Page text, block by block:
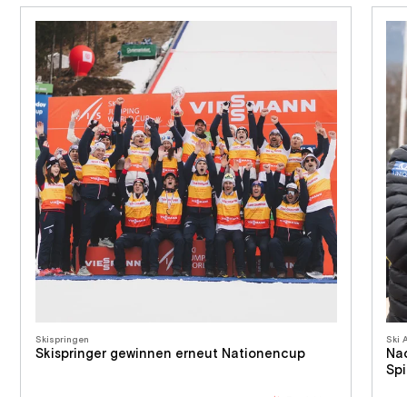
Skispringen
Skispringer gewinnen erneut Nationencup
Ski